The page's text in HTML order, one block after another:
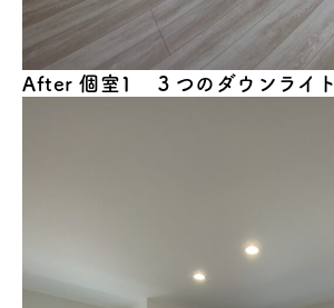
After 個室1 ３つのダウンライト